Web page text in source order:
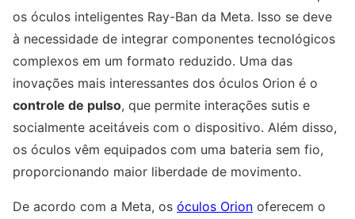
os óculos inteligentes Ray-Ban da Meta. Isso se deve
à necessidade de integrar componentes tecnológicos
complexos em um formato reduzido. Uma das
inovações mais interessantes dos óculos Orion é o
controle de pulso, que permite interações sutis e
socialmente aceitáveis com o dispositivo. Além disso,
os óculos vêm equipados com uma bateria sem fio,
proporcionando maior liberdade de movimento.
De acordo com a Meta, os óculos Orion oferecem o